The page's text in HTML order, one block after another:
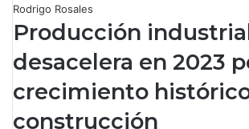
Rodrigo Rosales
Producción
desacelera en 2023
crecimiento
construcción